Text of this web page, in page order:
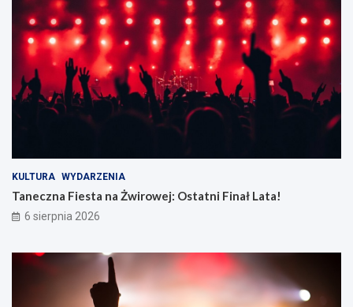
KULTURA WYDARZENIA
Taneczna Fiesta na Żwirowej: Ostatni Finał Lata!
6 sierpnia 2026